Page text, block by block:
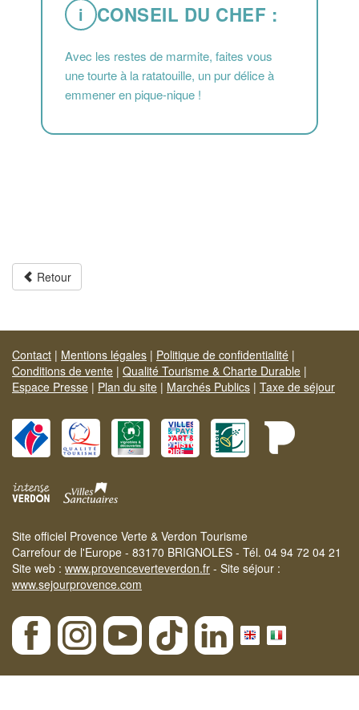
i CONSEIL DU CHEF :
Avec les restes de marmite, faites vous
une tourte à la ratatouille, un pur délice à
emmener en pique-nique !
Retour
Contact | Mentions légales | Politique de confidentialité |
Conditions de vente | Qualité Tourisme & Charte Durable |
Espace Presse | Plan du site | Marchés Publics | Taxe de séjour
Site officiel Provence Verte & Verdon Tourisme
Carrefour de l'Europe - 83170 BRIGNOLES - Tél. 04 94 72 04 21
Site web : www.provenceverteverdon.fr - Site séjour :
www.sejourprovence.com